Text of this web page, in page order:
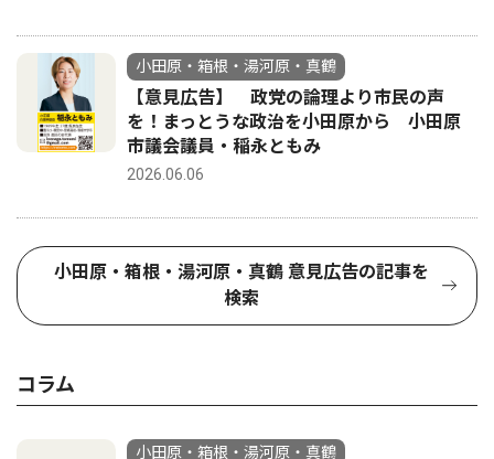
小田原・箱根・湯河原・真鶴
【意見広告】 政党の論理より市民の声
を！まっとうな政治を小田原から 小田原
市議会議員・稲永ともみ
2026.06.06
小田原・箱根・湯河原・真鶴 意見広告の記事を
検索
コラム
小田原・箱根・湯河原・真鶴